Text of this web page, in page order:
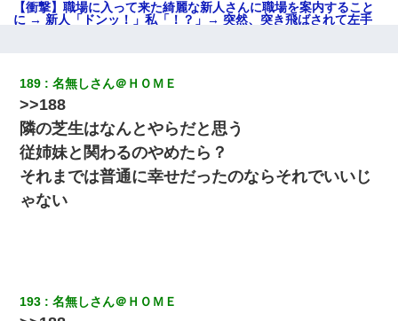
【衝撃】職場に入って来た綺麗な新人さんに職場を案内すること
に → 新人「ドンッ！」私「！？」→ 突然、突き飛ばされて左手
我が家のガレージに見知らぬ車。俺「もしもし、玄関にもシャッ
ターリモコンあるだろ？DOWNのボタン押してｗ」→ 待つこと１
時間弱・・・
嘘をついてフリン旅行へ出かけた嫁→翌日、嫁「ただいま～」旦
那「娘がシんだよ。何度も連絡したのに…」嫁「えっ」→なん
と・・・
【不幸な結婚式】新郎親族「ブスのくせにドレスなんか着ちゃっ
てさ～ほんと恥ずかしいわよね～（大声」新郎両親「！！！（土
下座」→ 結果・・・
189 名無しさん＠ＨＯＭＥ
>>188
隣の芝生はなんとやらだと思う
従姉妹と関わるのやめたら？
それまでは普通に幸せだったのならそれでいいじ
ゃない
193 名無しさん＠ＨＯＭＥ